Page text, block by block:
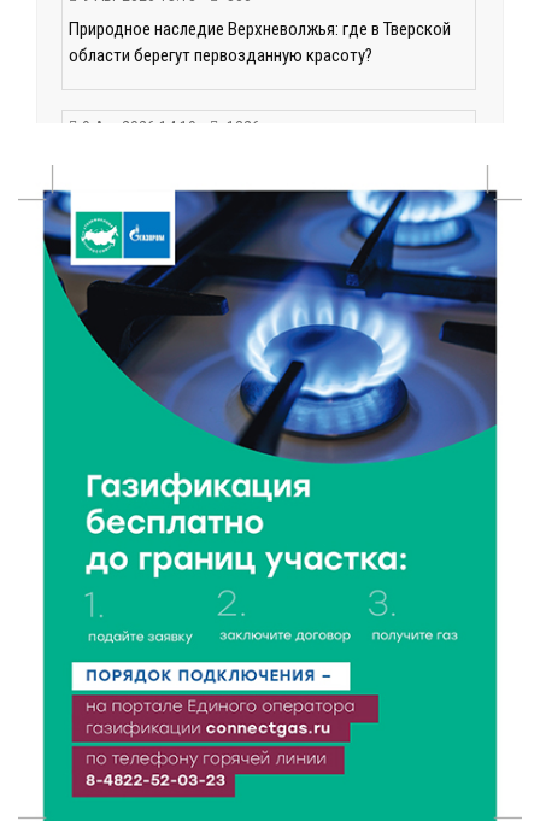
Природное наследие Верхневолжья: где в Тверской
области берегут первозданную красоту?
9 Авг 2026 14:19 1326
рублей
9 Авг 2026 14:13 287
Вышневолоцкий музей раскроет малоизвестные
страницы биографии Муслима Магомаева
9 Авг 2026 13:13 424
Поддержка и знания: в Рамешках обсудили
тонкости грудного вскармливания
9 Авг 2026 12:13 345
От проекта к проекту: в Твери самозанятость чаще
воспринимают как временную меру
9 Авг 2026 12:12 603
Бологовские школьники доказали чистоту воздуха
в парке
9 Авг 2026 11:13 334